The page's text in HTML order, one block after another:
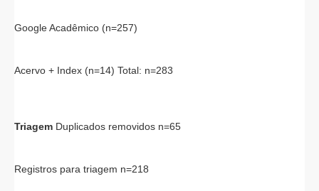
Google Acadêmico (n=257)
Acervo + Index (n=14) Total: n=283
Triagem Duplicados removidos n=65
Registros para triagem n=218